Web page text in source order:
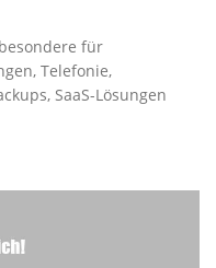
für
Telefonie,
SaaS-Lösungen